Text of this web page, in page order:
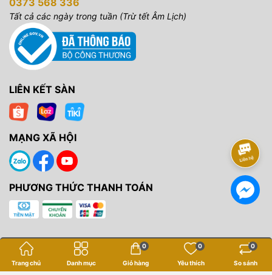
0373 568 336
Tất cả các ngày trong tuần (Trừ tết Âm Lịch)
LIÊN KẾT SÀN
MẠNG XÃ HỘI
PHƯƠNG THỨC THANH TOÁN
Bản quyền thuộc vềYến Tâm Camera
Trang chủ Danh mục Giỏ hàng
0
Yêu thích
0
So sánh
0